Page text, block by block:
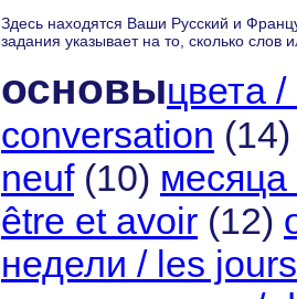
Здесь находятся Ваши Русский и
задания указывает на то, сколько
основыцвета
conversation
neuf(10)
être et avoir (12)
недели / les